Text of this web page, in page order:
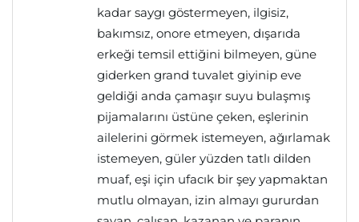
kadar saygı göstermeyen, ilgisiz,
bakımsız, onore etmeyen, dışarıda
erkeği temsil ettiğini bilmeyen, güne
giderken grand tuvalet giyinip eve
geldiği anda çamaşır suyu bulaşmış
pijamalarını üstüne çeken, eşlerinin
ailelerini görmek istemeyen, ağırlamak
istemeyen, güler yüzden tatlı dilden
muaf, eşi için ufacık bir şey yapmaktan
mutlu olmayan, izin almayı gururdan